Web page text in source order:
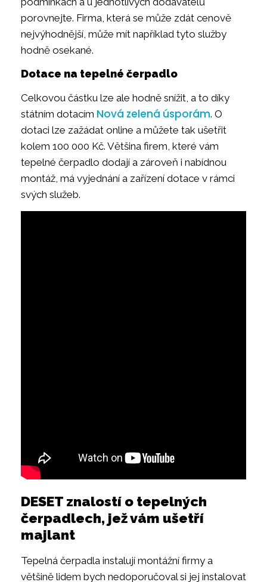
porovnejte. Firma, která se může zdát cenově
nejvýhodnější, může mít například tyto služby
hodně osekané.
Dotace na tepelné čerpadlo
Celkovou částku lze ale hodně snížit, a to díky
státním dotacím Nová zelená úsporám. O
dotaci lze zažádat online a můžete tak ušetřit
kolem 100 000 Kč. Většina firem, které vám
tepelné čerpadlo dodají a zároveň i nabídnou
montáž, má vyjednání a zařízení dotace v rámci
svých služeb.
DESET znalostí o tepelných
čerpadlech, jež vám ušetří
majlant
Tepelná čerpadla instalují montážní firmy a
většině lidem bych nedoporučoval si jej instalovat